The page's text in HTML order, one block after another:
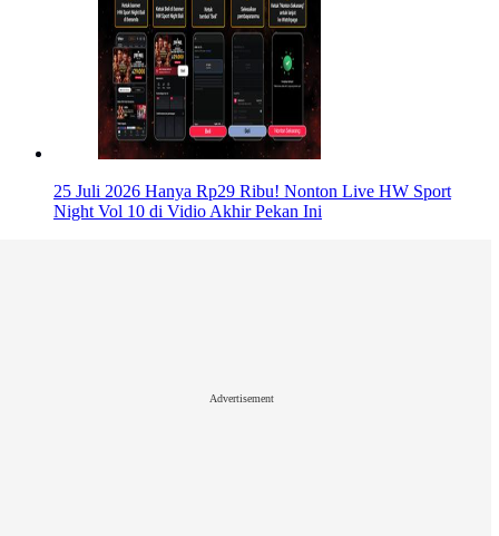
25 Juli 2026 Hanya Rp29 Ribu! Nonton Live HW Sport
Night Vol 10 di Vidio Akhir Pekan Ini
Advertisement